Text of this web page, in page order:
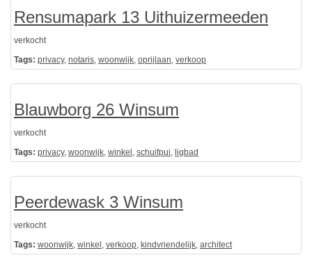
Rensumapark 13 Uithuizermeeden
verkocht
Tags: privacy, notaris, woonwijk, oprijlaan, verkoop
Blauwborg 26 Winsum
verkocht
Tags: privacy, woonwijk, winkel , schuifpui, ligbad
Peerdewask 3 Winsum
verkocht
Tags: woonwijk, winkel , verkoop, kindvriendelijk, architect